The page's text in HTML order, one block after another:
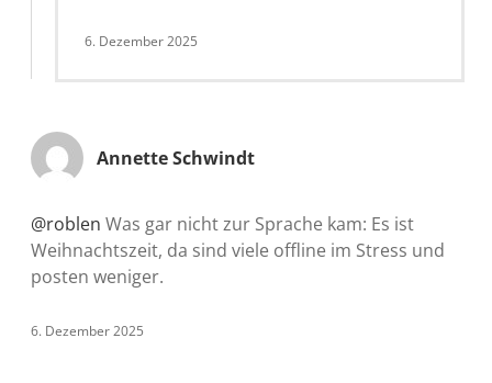
6. Dezember 2025
Annette Schwindt
@roblen Was gar nicht zur Sprache kam: Es ist
Weihnachtszeit, da sind viele offline im Stress und
posten weniger.
6. Dezember 2025